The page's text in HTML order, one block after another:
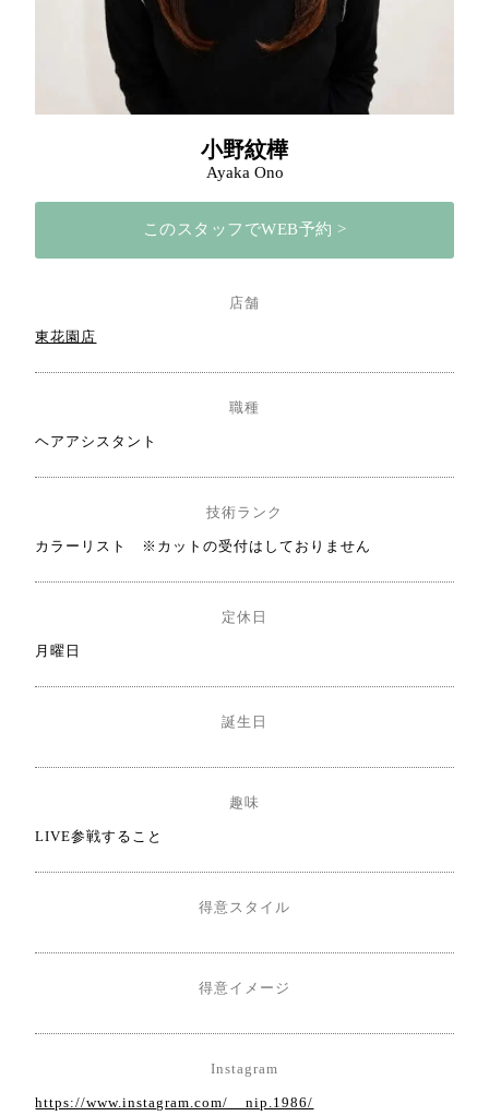
小野紋樺
Ayaka Ono
このスタッフでWEB予約 >
店舗
東花園店
職種
ヘアアシスタント
技術ランク
カラーリスト ※カットの受付はしておりません
定休日
月曜日
誕生日
趣味
LIVE参戦すること
得意スタイル
得意イメージ
Instagram
https://www.instagram.com/__nip.1986/